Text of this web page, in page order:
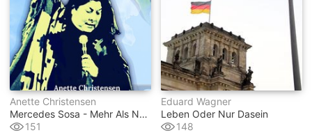
Anette Christensen
Mercedes Sosa - Mehr Als Nur Ein Lied
151
Eduard Wagner
Leben Oder Nur Dasein
148